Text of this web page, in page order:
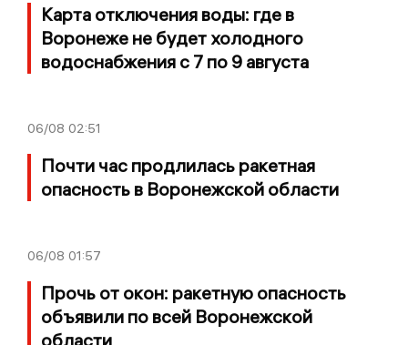
Карта отключения воды: где в
Воронеже не будет холодного
водоснабжения с 7 по 9 августа
06/08 02:51
Почти час продлилась ракетная
опасность в Воронежской области
06/08 01:57
Прочь от окон: ракетную опасность
объявили по всей Воронежской
области